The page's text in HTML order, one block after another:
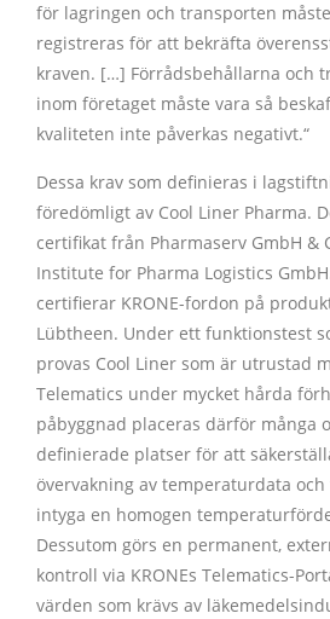
för lagringen och transporten
registreras för att bekräfta
kraven. […] Förrådsbehållarna och
inom företaget måste vara så
kvaliteten inte påverkas negativt.“
Dessa krav som definieras i
föredömligt av Cool Liner Pharma.
certifikat från Pharmaserv GmbH &
Institute for Pharma Logistics
certifierar KRONE-fordon på
Lübtheen. Under ett funktionstest
provas Cool Liner som är utrustad
Telematics under mycket hårda
påbyggnad placeras därför många
definierade platser för att
övervakning av temperaturdata
intyga en homogen
Dessutom görs en permanent,
kontroll via KRONEs Telematics-
värden som krävs av